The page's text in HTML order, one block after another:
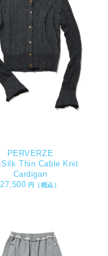
PERVERZE
Silk Thin Cable Knit
Cardigan
27,500 円（税込）